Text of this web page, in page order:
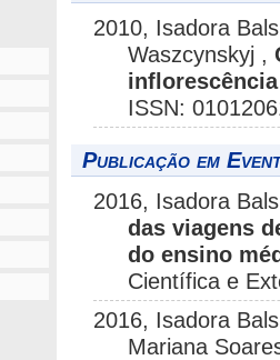
2010, Isadora
Waszcynskyj ,
ISSN:
Publicação em
2016, Isadora
das viagens
do ensino
Científica e
2016, Isadora
Mariana